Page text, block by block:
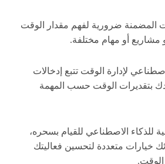
المضمنة ضرورية لفهم مقدار الوقت
مشاريع أو مهام مختلفة.
لإدارة الوقت تتبع إدخالات
بتقديرات الوقت حسب المهمة
للذكاء الاصطناعي للقيام بسحره،
خيارات متعددة لتحسين فعاليتك
الوقت.